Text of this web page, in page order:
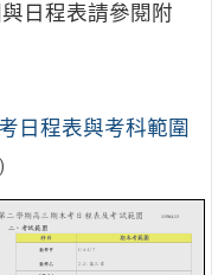
日程表請參閱附
日程表與考科範圍